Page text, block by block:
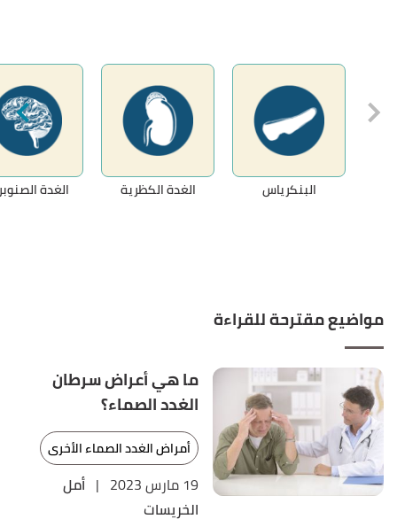
البنكرياس الغدة الكظرية الغدة
مواضيع مقترحة للقراءة
ما هي أعراض سرطان
الغدد الصماء؟
أمراض الغدد الصماء الأخرى
19 مارس 2023 | أمل
الخريسات